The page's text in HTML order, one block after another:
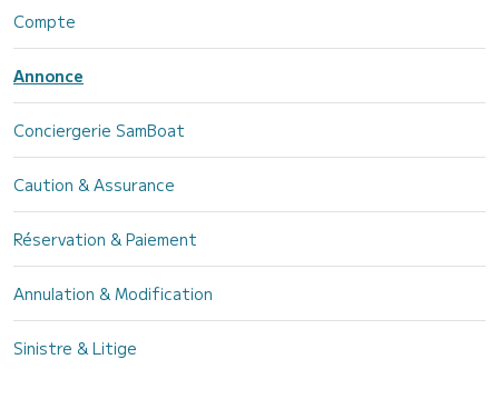
Compte
Annonce
Conciergerie SamBoat
Caution & Assurance
Réservation & Paiement
Annulation & Modification
Sinistre & Litige